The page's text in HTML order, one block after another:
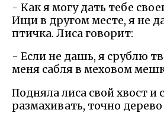
- Как я могу дать тебе
Ищи в другом месте, я не
птичка. Лиса говорит:
- Если не дашь, я срублю
меня сабля в меховом
Подняла лиса свой хвост и
размахивать, точно